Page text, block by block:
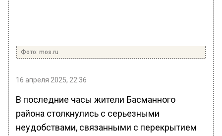
Фото: mos.ru
16 апреля 2025, 22:36
В последние часы жители Басманного
района столкнулись с серьезными
неудобствами, связанными с перекрытием